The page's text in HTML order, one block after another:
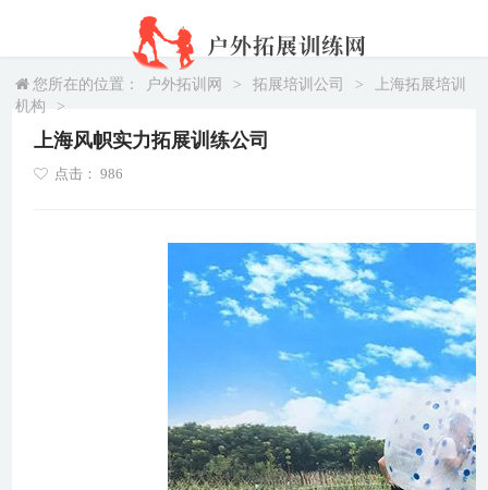
您所在的位置： 户外拓训网 > 拓展培训公司 >
上海拓展培训
机构
>
上海风帜实力拓展训练公司
点击：986